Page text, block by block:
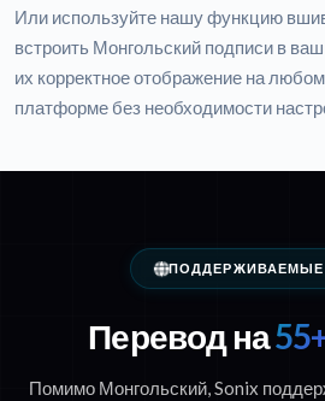
Или используйте нашу функцию
встроить Монгольский подписи в
их корректное отображение на
платформе без необходимости
Перевод на
Помимо Монгольский, Sonix